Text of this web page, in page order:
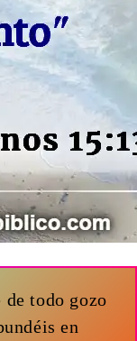
de todo gozo
en